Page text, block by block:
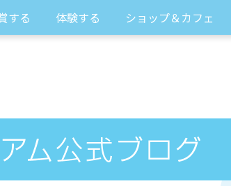
する 体験する ショップ＆カフェ